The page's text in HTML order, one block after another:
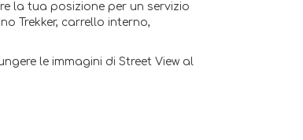
la tua posizione per un servizio
Trekker, carrello interno,
le immagini di Street View al